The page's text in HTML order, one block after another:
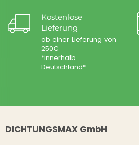
Kostenlose
Lieferung
ab einer Lieferung von
250€
*innerhalb
Deutschland*
DICHTUNGSMAX GmbH